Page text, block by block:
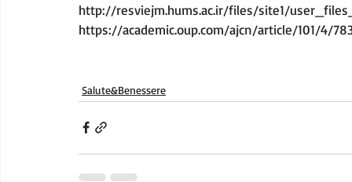
http://resviejm.hums.ac.ir/files/site1/
https://academic.oup.com/ajcn/article/101/4/
Salute&Benessere